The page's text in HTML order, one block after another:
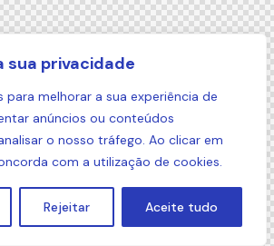
sua privacidade
para melhorar a sua experiência de
anúncios ou conteúdos
o nosso tráfego. Ao clicar em
com a utilização de cookies.
Rejeitar Aceite tudo